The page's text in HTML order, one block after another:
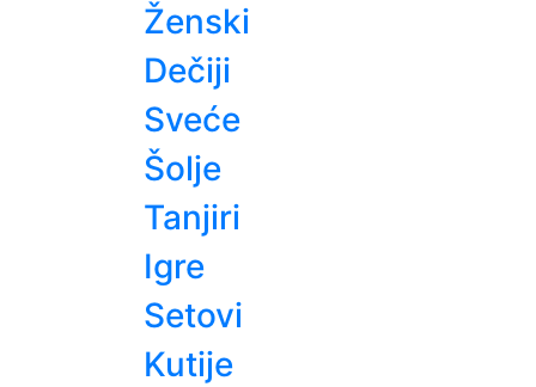
Ženski
Dečiji
Sveće
Šolje
Tanjiri
Igre
Setovi
Kutije